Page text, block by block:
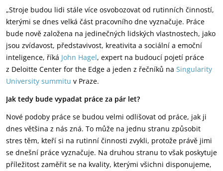
„Stroje budou lidi stále více osvobozovat od rutinních činností,
kterými se dnes velká část pracovního dne vyznačuje. Práce
bude nově založena na jedinečných lidských vlastnostech, jako
jsou zvídavost, představivost, kreativita a sociální a emoční
inteligence, říká John Hagel, expert na budoucí pojetí práce
z Deloitte Center for the Edge a jeden z řečníků na Singularity
University summitu v Praze.
Jak tedy bude vypadat práce za pár let?
Nové podoby práce se budou velmi odlišovat od práce, jak ji
dnes většina z nás zná. To může na jednu stranu způsobit
stres těm, kteří si na rutinní činnosti zvykli, protože právě jimi
se dnešní práce vyznačuje. Na druhou stranu to však poskytuje
příležitost zaměřit se na kvality, kterými všichni disponujeme,